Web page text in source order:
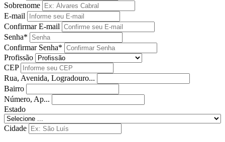
Sobrenome
E-mail
Confirmar E-mail
Senha*
Confirmar Senha*
Profissão
CEP
Rua, Avenida, Logradouro...
Bairro
Número, Ap...
Estado
Cidade